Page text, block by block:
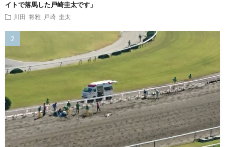
イトで落馬した戸崎圭太です」
川田 将雅 戸崎 圭太